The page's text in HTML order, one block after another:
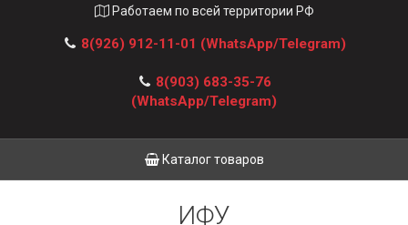
Работаем по всей территории РФ
8(926) 912-11-01 (WhatsApp/Telegram)
8(903) 683-35-76
(WhatsApp/Telegram)
Каталог товаров
ИФУ